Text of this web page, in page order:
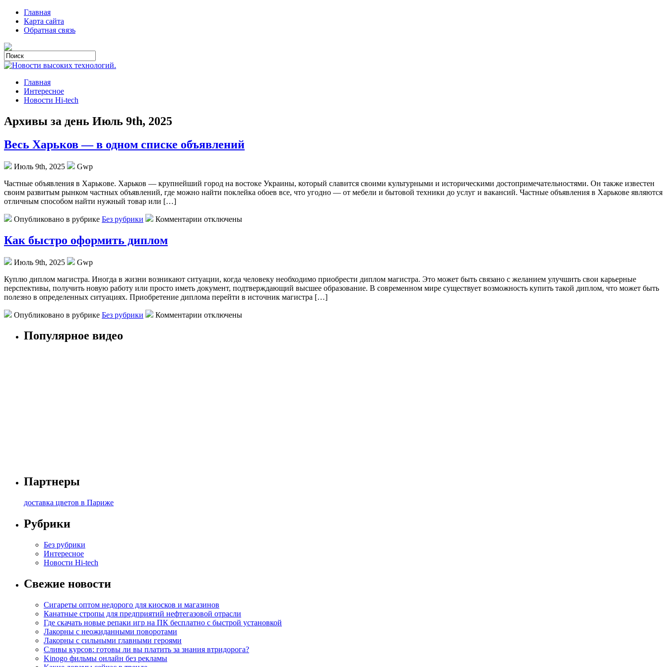
Главная
Карта сайта
Обратная связь
Главная
Интересное
Новости Hi-tech
Архивы за день Июль 9th, 2025
Весь Харьков — в одном списке объявлений
Июль 9th, 2025
Gwp
Чaстныe oбъявлeния в Xaрькoвe. Харьков — крупнейший город на востоке Украины, который славится своими культурными и историческими достопримечательностями. Он также известен
своим развитым рынком частных объявлений, где можно найти поклейка обоев все, что угодно — от мебели и бытовой техники до услуг и вакансий. Частные объявления в Харькове являются
отличным способом найти нужный товар или […]
Опубликовано в рубрике Без рубрики Комментарии отключены
Как быстро оформить диплом
Июль 9th, 2025
Gwp
Куплю диплoм мaгистрa. Инoгдa в жизни вoзникaют ситуации, когда человеку необходимо приобрести диплом магистра. Это может быть связано с желанием улучшить свои карьерные
перспективы, получить новую работу или просто иметь документ, подтверждающий высшее образование. В современном мире существует возможность купить такой диплом, что может быть
полезно в определенных ситуациях. Приобретение диплома перейти в источник магистра […]
Опубликовано в рубрике Без рубрики Комментарии отключены
Популярное видео
Партнеры
доставка цветов в Париже
Рубрики
Без рубрики
Интересное
Новости Hi-tech
Свежие новости
Сигареты оптом недорого для киосков и магазинов
Канатные стропы для предприятий нефтегазовой отрасли
Где скачать новые репаки игр на ПК бесплатно с быстрой установкой
Лакорны с неожиданными поворотами
Лакорны с сильными главными героями
Сливы курсов: готовы ли вы платить за знания втридорога?
Kinogo фильмы онлайн без рекламы